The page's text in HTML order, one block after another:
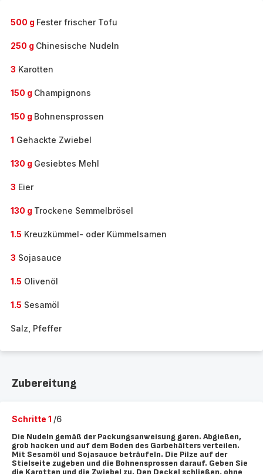
500 g Fester frischer Tofu
250 g Chinesische Nudeln
3 Karotten
150 g Champignons
150 g Bohnensprossen
1 Gehackte Zwiebel
130 g Gesiebtes Mehl
3 Eier
130 g Trockene Semmelbrösel
1.5 Kreuzkümmel- oder Kümmelsamen
3 Sojasauce
1.5 Olivenöl
1.5 Sesamöl
Salz, Pfeffer
Zubereitung
Schritte 1 /6
Die Nudeln gemäß der Packungsanweisung garen. Abgießen,
grob hacken und auf dem Boden des Garbehälters verteilen.
Mit Sesamöl und Sojasauce beträufeln. Die Pilze auf der
Stielseite zugeben und die Bohnensprossen darauf. Geben Sie
die Karotten und die Zwiebel zu. Den Deckel schließen, ohne